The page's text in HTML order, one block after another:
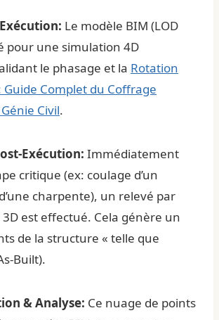
Le modèle BIM (LOD
pour une simulation 4D
le phasage et la Rotation
Guide Complet du Coffrage
Civil.
Exécution: Immédiatement
critique (ex: coulage d’un
charpente), un relevé par
est effectué. Cela génère un
de la structure « telle que
Built).
& Analyse: Ce nuage de points